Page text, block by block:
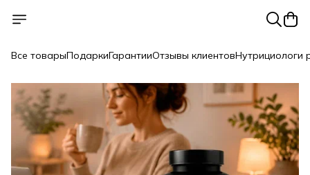
Все товарыПодаркиГарантииОтзывы клиентовНутрициологи